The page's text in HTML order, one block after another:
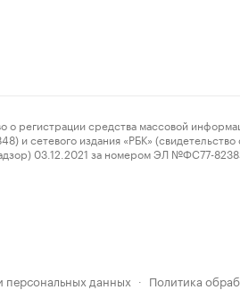
средства массовой
сетевого издания «РБК» (свидетельство
03.12.2021 за номером ЭЛ №ФС77-
персональных данных · Политика